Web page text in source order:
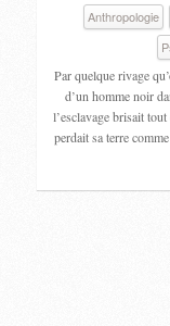
Anthropologie
Par quelque rivage
d’un homme noir
l’esclavage brisait
perdait sa terre